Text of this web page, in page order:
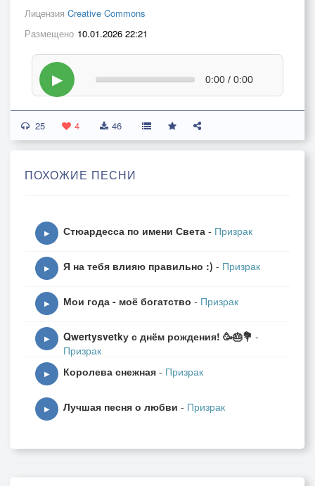
Лицензия Creative Commons
Размещено 10.01.2026 22:21
▶ 0:00 / 0:00
25 4 46
ПОХОЖИЕ ПЕСНИ
▶ Стюардесса по имени Света - Призрак
▶ Я на тебя влияю правильно :) - Призрак
▶ Мои года - моё богатство - Призрак
▶ Qwertysvetkу с днём рождения! 🥳🎂💐 -
Призрак
▶ Королева снежная - Призрак
▶ Лучшая песня о любви - Призрак